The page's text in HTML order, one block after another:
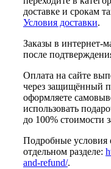
доставке и срокам
Условия доставки.
Заказы в интернет-
после
Оплата на сайте
через защищённый
оформляете
использовать
до 100% стоимости
Подробные условия
отдельном разделе:
and-refund/.